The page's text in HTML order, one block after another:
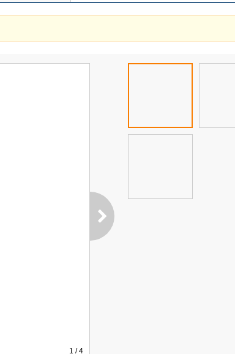
1 / 4